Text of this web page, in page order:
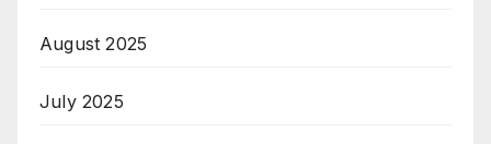
August 2025
July 2025